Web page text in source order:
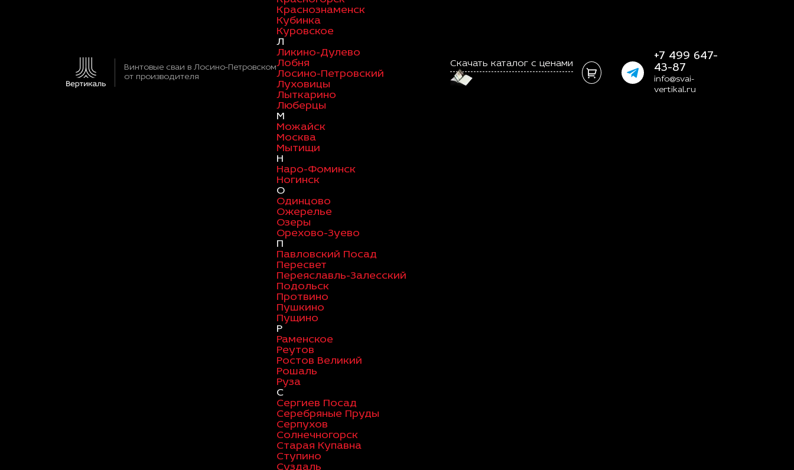
Винтовые сваи в Лосино-Петровском
от производителя
Краснознаменск
Кубинка
Куровское
Л
Ликино-Дулево
Лобня
Лосино-Петровский
Луховицы
Лыткарино
Люберцы
М
Можайск
Москва
Мытищи
Н
Наро-Фоминск
Ногинск
О
Одинцово
Ожерелье
Озеры
Орехово-Зуево
П
Павловский Посад
Пересвет
Переяславль-Залесский
Подольск
Протвино
Пушкино
Пущино
Р
Раменское
Реутов
Ростов Великий
Рошаль
Руза
С
Сергиев Посад
Серебряные Пруды
Серпухов
Солнечногорск
Старая Купавна
Ступино
Суздаль
Скачать каталог с ценами
+7 499 647-
43-87
info@svai-
vertikal.ru